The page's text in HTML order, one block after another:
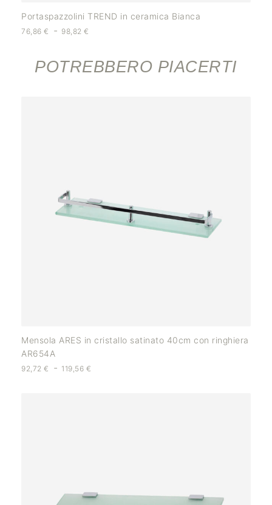
Portaspazzolini TREND in ceramica Bianca
76,86 € - 98,82€
POTREBBERO PIACERTI
Mensola ARES in cristallo satinato 40cm con ringhiera
AR654A
92,72 € - 119,56 €